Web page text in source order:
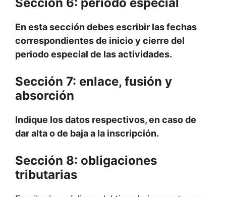
Sección 6: periodo especial
En esta sección debes escribir las fechas
correspondientes de inicio y cierre del
periodo especial de las actividades.
Sección 7: enlace, fusión y
absorción
Indique los datos respectivos, en caso de
dar alta o de baja a la inscripción.
Sección 8: obligaciones
tributarias